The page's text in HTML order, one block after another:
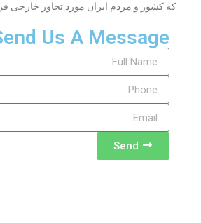
که کشور و مردم ایران مورد تجاوز خارجی
Us A Message
Send